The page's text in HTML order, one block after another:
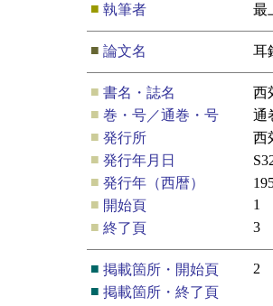
■ 執筆者 最
■ 論文名 耳
■ 書名・誌名
西
■ 巻・号／通巻・号
通
■ 発行所
西
■ 発行年月日
■ 発行年（西暦）
■ 開始頁
1
■ 終了頁 3
■ 掲載箇所・開始頁
2
■ 掲載箇所・終了頁